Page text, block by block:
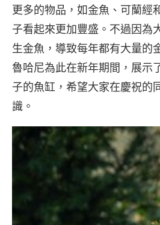
更多的物品，如金魚、可蘭經
子看起來更加豐盛。不過因為
生金魚，導致每年都有大量的
魯哈尼為此在新年期間，展示
子的魚缸，希望大家在慶祝的
識。